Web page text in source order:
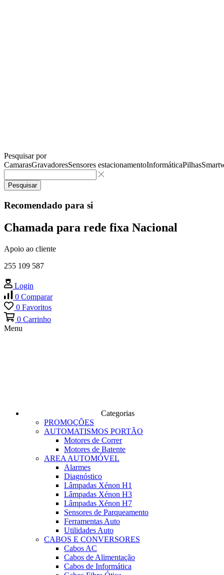
Pesquisar por
CamarasGravadoresSensores estacionamentoInformáticaPilhas
Pesquisar
Recomendado para si
Chamada para rede fixa Nacional
Apoio ao cliente
255 109 587
Login
0 Comparar
0 Favoritos
0 Carrinho
Menu
Categorias
PROMOÇÕES
AUTOMATISMOS PORTÃO
Motores de Correr
Motores de Batente
AREA AUTOMÓVEL
Alarmes
Diagnóstico
Lâmpadas Xénon H1
Lâmpadas Xénon H3
Lâmpadas Xénon H7
Sensores de Parqueamento
Ferramentas Auto
Utilidades Auto
CABOS E CONVERSORES
Cabos AC
Cabos de Alimentação
Cabos de Informática